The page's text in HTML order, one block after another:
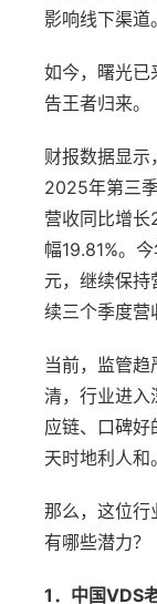
影响线下渠道。
如今，曙光已
告王者归来。
财报数据显示
2025年第三
营收同比增
幅19.81%。
元，继续保
续三个季度营
当前，监管
清，行业进入
应链、口碑好
天时地利人和。
那么，这位行
有哪些潜力？
1．中国VDS